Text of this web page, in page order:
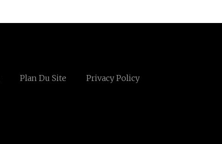
Plan Du Site Privacy Policy